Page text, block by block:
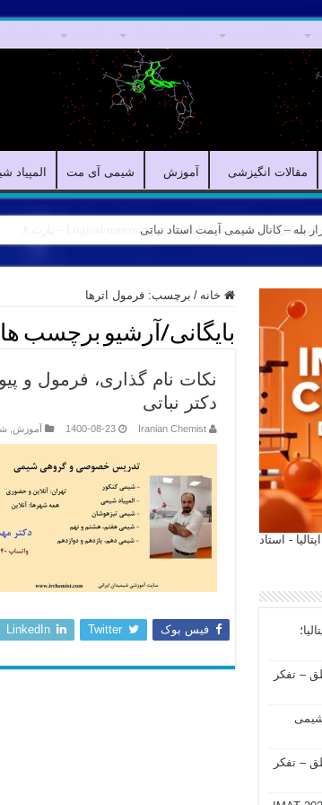
مقالات انگیزشی آموزش شیمی آی مت المپیاد
بله – کانال شیمی آیمت استاد نباتی
خانه / برچسب:فرمول اترها
بایگانی/آرشیو برچسب
دکتر نباتی
Iranian Chemist
1400-08-23 آموزش ,
فیس بوک Twitter
LinkedIn
ثبت نام دوره جامع آنلاین شیمی آیمت 2027 ایتالیا - استاد
– تفکر
شیمی
– تفکر